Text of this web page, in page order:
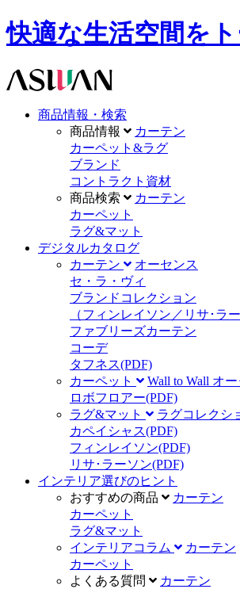
快適な生活空間を
商品情報・検索
商品情報
カーテン
カーペット&ラグ
ブランド
コントラクト資材
商品検索
カーテン
カーペット
ラグ&マット
デジタルカタログ
カーテン
オーセンス
セ・ラ・ヴィ
ブランドコレクション
（フィンレイソン／リサ･ラー
ファブリーズカーテン
コーデ
タフネス(PDF)
カーペット
Wall to Wall オ
ロボフロアー(PDF)
ラグ&マット
ラグコレクシ
カペイシャス(PDF)
フィンレイソン(PDF)
リサ･ラーソン(PDF)
インテリア選びのヒント
おすすめの商品
カーテン
カーペット
ラグ&マット
インテリアコラム
カーテン
カーペット
よくある質問
カーテン